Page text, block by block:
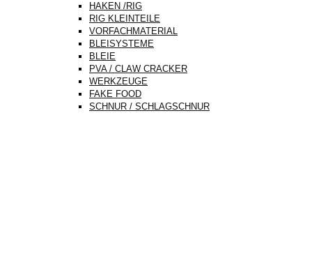
HAKEN /RIG
RIG KLEINTEILE
VORFACHMATERIAL
BLEISYSTEME
BLEIE
PVA / CLAW CRACKER
WERKZEUGE
FAKE FOOD
SCHNUR / SCHLAGSCHNUR